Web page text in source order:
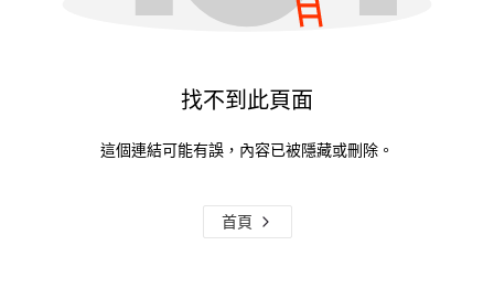
找不到此頁面
這個連結可能有誤，內容已被隱藏或刪除。
首頁